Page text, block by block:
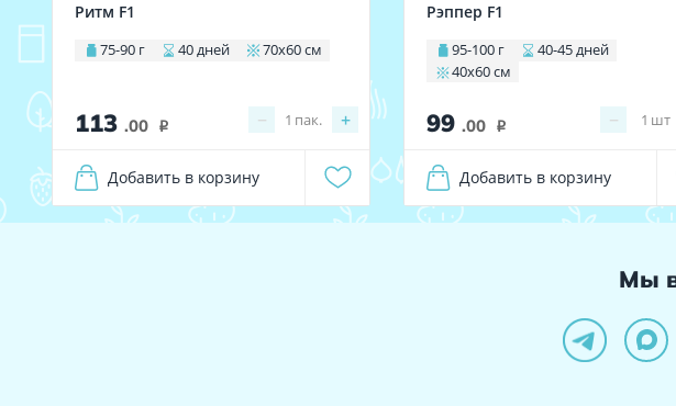
Ритм F1
75-90 г 40 дней 70х60 см
113 .00 i − +
1 пак.
Добавить в корзину
Рэппер F1
95-100 г
40-45 дней
40х60 см
99 .00 i − 1 шт
Добавить в корзину
Мы